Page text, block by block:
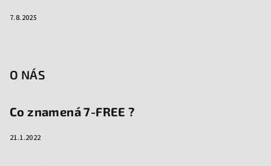
7.8.2025
O NÁS
Co znamená 7-FREE ?
21.1.2022